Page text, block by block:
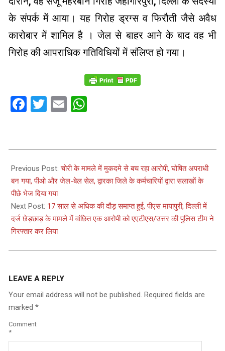
के संपर्क में आया। यह गिरोह ड्रग्स व फिरौती जैसे अवैध
कारोबार में शामिल है । जेल से बाहर आने के बाद वह भी
गिरोह की आपराधिक गतिविधियों में संलिप्त हो गया।
Facebook
Twitter
Email
01-
10
Previous Post:चोरी के मामले में मुकदमे से बच रहा आरोपी, घोषित अपराधी
बन गया, पीओ और जेल-बेल सेल, द्वारका जिले के कर्मचारियों द्वारा सलाखों के
पीछे भेज दिया गया
Next Post: 17 साल से अधिक की दौड़ समाप्त हुई, पीएस मायापुरी, दिल्ली में
दर्ज छेड़छाड़ के मामले में वांछित एक आरोपी को एएटीएस/उत्तर की पुलिस टीम ने
गिरफ्तार कर लिया
LEAVE A REPLY
Your email address will not be published. Required fields are
marked *
Comment
*